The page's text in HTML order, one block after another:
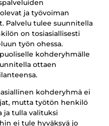
ja työvoiman
Palvelu tulee suunnitella
on tosiasiallisesti
työn ohessa.
kohderyhmälle
ottaen
kohderyhmä ei
mutta työtön henkilö
ja tulla valituksi
ei tule hyväksyä jo